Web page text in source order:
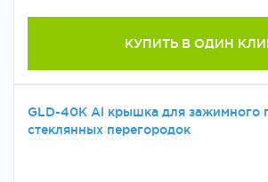
КУПИТЬ В ОДИН
GLD-40К Al крышка для зажимного
стеклянных перегородок